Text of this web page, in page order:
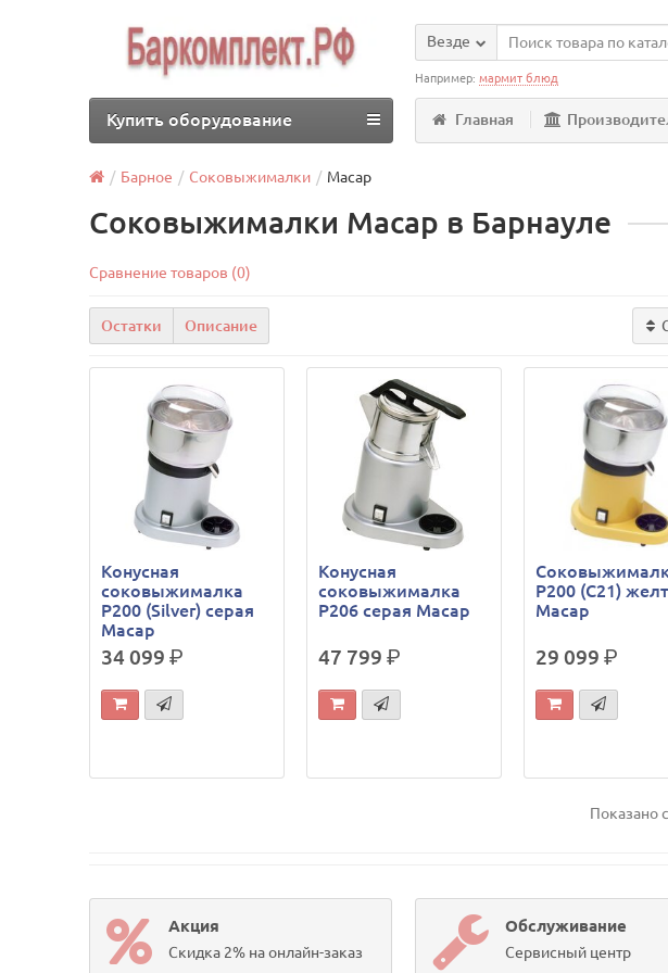
Везде
Например:мармит блюд
Главная
Купить оборудование
Барное Соковыжималки Macap
Соковыжималки Macap в Барнауле
Сравнение товаров (0)
Остатки Описание
Конусная
соковыжималка
P200 (Silver) серая
Macap
34 099р.
Конусная
соковыжималка
P206 серая Macap
47 799р.
P200 (C21)
Macap
29 099р.
Показано
Акция
Скидка 2% на онлайн-заказ
Обслуживание
Сервисный центр